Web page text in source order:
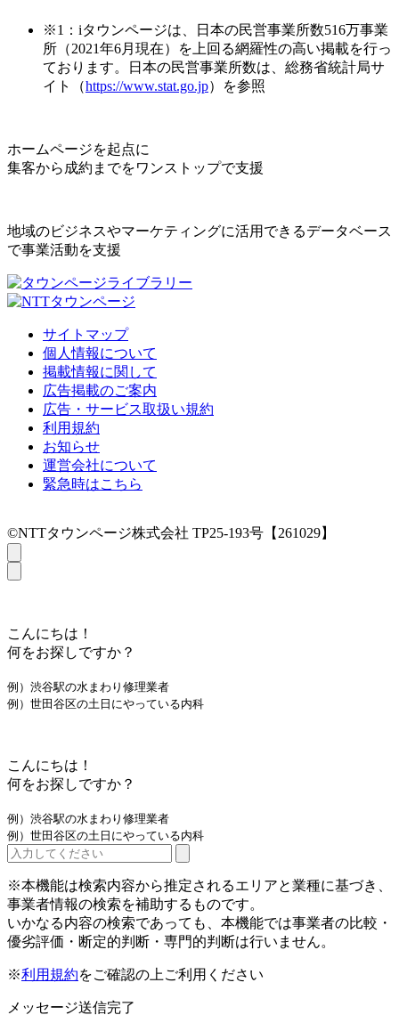
※1：iタウンページは、日本の民営事業所数516万事業
所（2021年6月現在）を上回る網羅性の高い掲載を行っ
ております。日本の民営事業所数は、総務省統計局サ
イト（https://www.stat.go.jp）を参照
ホームページを起点に
集客から成約までをワンストップで支援
地域のビジネスやマーケティングに活用できるデータベース
で事業活動を支援
サイトマップ
個人情報について
掲載情報に関して
広告掲載のご案内
広告・サービス取扱い規約
利用規約
お知らせ
運営会社について
緊急時はこちら
©NTTタウンページ株式会社 TP25-193号【261029】
こんにちは！
何をお探しですか？
例）渋谷駅の水まわり修理業者
例）世田谷区の土日にやっている内科
こんにちは！
何をお探しですか？
例）渋谷駅の水まわり修理業者
例）世田谷区の土日にやっている内科
※本機能は検索内容から推定されるエリアと業種に基づき、
事業者情報の検索を補助するものです。
いかなる内容の検索であっても、本機能では事業者の比較・
優劣評価・断定的判断・専門的判断は行いません。
※利用規約をご確認の上ご利用ください
メッセージ送信完了